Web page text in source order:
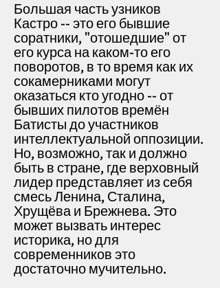
Большая часть узников
Кастро -- это его бывшие
соратники, "отошедшие" от
его курса на каком-то его
поворотов, в то время как их
сокамерниками могут
оказаться кто угодно -- от
бывших пилотов времён
Батисты до участников
интеллектуальной оппозиции.
Но, возможно, так и должно
быть в стране, где верховный
лидер представляет из себя
смесь Ленина, Сталина,
Хрущёва и Брежнева. Это
может вызвать интерес
историка, но для
современников это
достаточно мучительно.